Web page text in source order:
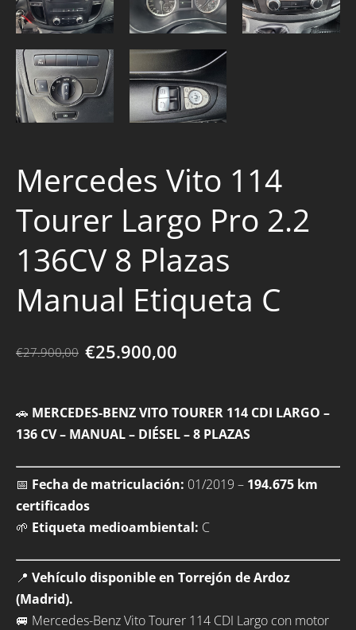
Mercedes Vito 114
Tourer Largo Pro 2.2
136CV 8 Plazas
Manual Etiqueta C
€27.900,00 €25.900,00
🚗 MERCEDES-BENZ VITO TOURER 114 CDI LARGO –
136 CV – MANUAL – DIÉSEL – 8 PLAZAS
📅 Fecha de matriculación: 01/2019 – 194.675 km
certificados
🌱 Etiqueta medioambiental: C
📍 Vehículo disponible en Torrejón de Ardoz
(Madrid).
🚐 Mercedes-Benz Vito Tourer 114 CDI Largo con motor